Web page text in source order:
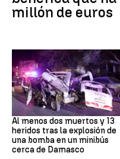
millón de euros
SIRIA
Al menos dos muertos y 13
heridos tras la explosión de
una bomba en un minibús
cerca de Damasco